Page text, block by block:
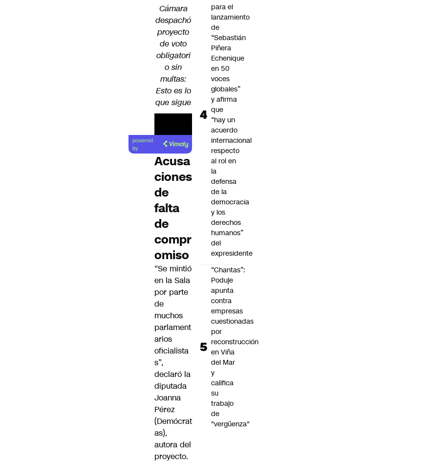
Cámara
despachó
proyecto
de voto
obligatori
o sin
multas:
Esto es lo
que sigue
powered
by
Acusa
ciones
de
falta
de
compr
omiso
“Se mintió
en la Sala
por parte
de
muchos
parlament
arios
oficialista
s”,
declaró la
diputada
Joanna
Pérez
(Demócrat
as),
autora del
proyecto.
para el
lanzamiento
de
“Sebastián
Piñera
Echenique
en 50
voces
globales”
y afirma
que
“hay un
acuerdo
internacional
respecto
al rol en
la
defensa
de la
democracia
y los
derechos
humanos”
del
expresidente
“Chantas”:
Poduje
apunta
contra
empresas
cuestionadas
por
reconstrucción
en Viña
del Mar
y
califica
su
trabajo
de
"vergüenza"